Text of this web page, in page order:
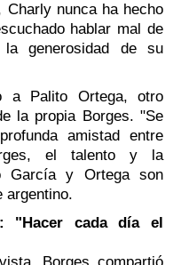
Charly nunca ha hecho
hablar mal de
la generosidad de su
a Palito Ortega, otro
la propia Borges. "Se
amistad entre
el talento y la
García y Ortega son
argentino.
"Hacer cada día el